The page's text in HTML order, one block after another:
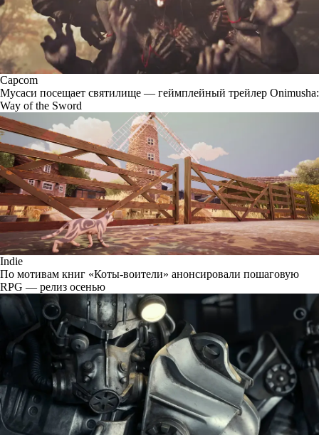
Capcom
Мусаси посещает святилище — геймплейный трейлер Onimusha:
Way of the Sword
Indie
По мотивам книг «Коты-воители» анонсировали пошаговую
RPG — релиз осенью